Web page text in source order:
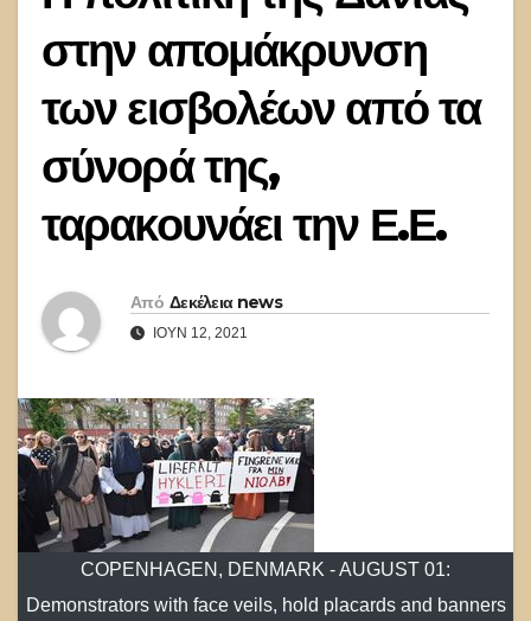
στην απομάκρυνση
των εισβολέων από τα
σύνορά της,
ταρακουνάει την Ε.Ε.
Από Δεκέλεια news
ΙΟΎΝ 12, 2021
COPENHAGEN, DENMARK - AUGUST 01:
Demonstrators with face veils, hold placards and banners